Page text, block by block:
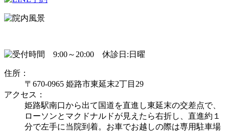
住所：
〒670-0965 姫路市東延末2丁目29
アクセス：
姫路駅南口から出て国道を直進し東延末の交差点で、
ローソンとマクドナルドが見えたら右折し、直進約１
分で左手に当院到着。お車でお越しの際は専用駐車場